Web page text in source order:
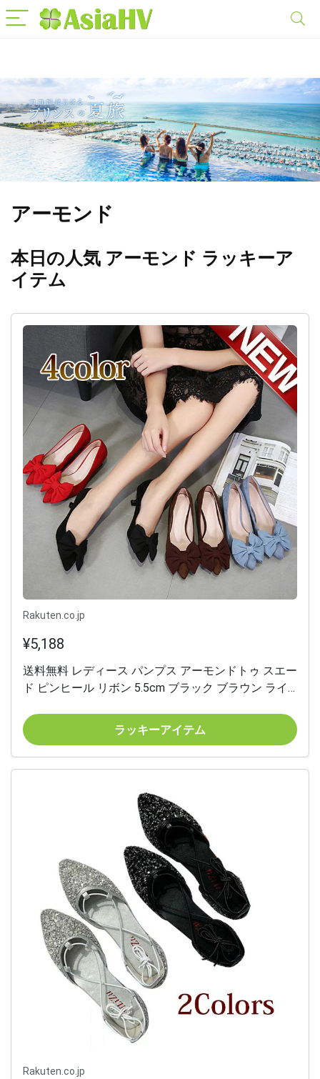
アーモンド
本日の人気 アーモンド ラッキーア
イテム
Rakuten.co.jp
¥5,188
送料無料 レディース パンプス アーモンドトゥ スエー
ド ピンヒール リボン 5.5cm ブラック ブラウン ライ
ラッキーアイテム
Rakuten.co.jp